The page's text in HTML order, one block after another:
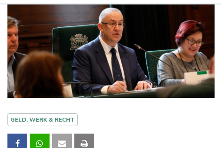
GELD, WERK & RECHT